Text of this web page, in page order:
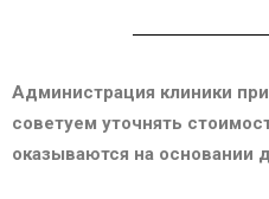
Администрация клиники
советуем уточнять
оказываются на основании